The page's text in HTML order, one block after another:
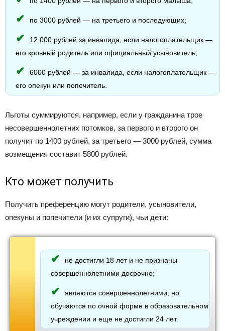
по 3000 рублей — на третьего и последующих;
12 000 рублей за инвалида, если налогоплательщик —
его кровный родитель или официальный усыновитель;
6000 рублей — за инвалида, если налогоплательщик —
его опекун или попечитель.
Льготы суммируются, например, если у гражданина трое
несовершеннолетних потомков, за первого и второго он
получит по 1400 рублей, за третьего — 3000 рублей, сумма
возмещения составит 5800 рублей.
Кто может получить
Получить преференцию могут родители, усыновители,
опекуны и попечители (и их супруги), чьи дети:
не достигли 18 лет и не признаны
совершеннолетними досрочно;
являются совершеннолетними, но
обучаются по очной форме в образовательном
учреждении и еще не достигли 24 лет.